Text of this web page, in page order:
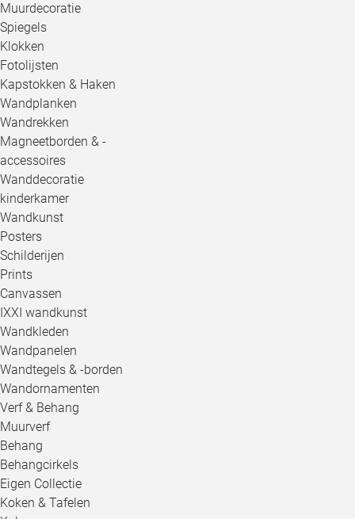
Muurdecoratie
Spiegels
Klokken
Fotolijsten
Kapstokken & Haken
Wandplanken
Wandrekken
Magneetborden & -
accessoires
Wanddecoratie
kinderkamer
Wandkunst
Posters
Schilderijen
Prints
Canvassen
IXXI wandkunst
Wandkleden
Wandpanelen
Wandtegels & -borden
Wandornamenten
Verf & Behang
Muurverf
Behang
Behangcirkels
Eigen Collectie
Koken & Tafelen